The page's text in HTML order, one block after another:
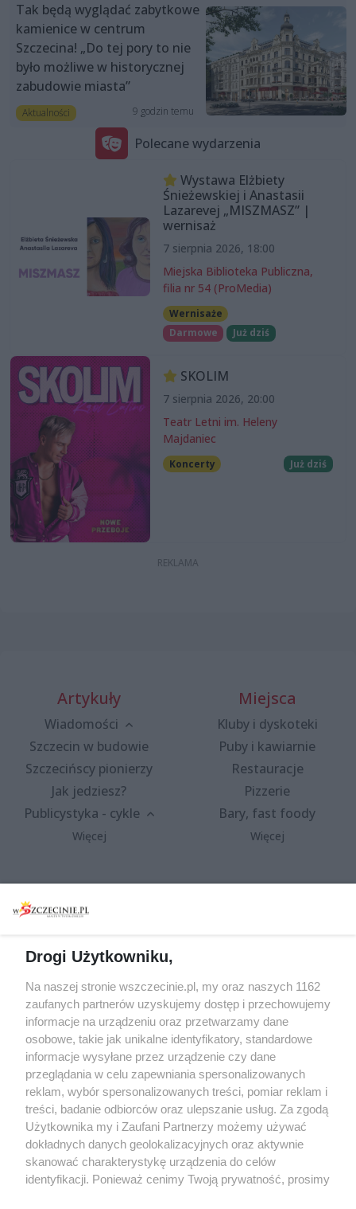
Tak będą wyglądać zabytkowe
kamienice w centrum
Szczecina! „Do tej pory to nie
było możliwe w historycznej
zabudowie miasta”
Aktualności 9 godzin temu
Polecane wydarzenia
Wystawa Elżbiety
Śnieżewskiej i Anastasii
Lazarevej „MISZMASZ” |
wernisaż
7 sierpnia 2026, 18:00
Miejska Biblioteka Publiczna,
filia nr 54 (ProMedia)
Wernisaże
Darmowe
Już dziś
SKOLIM
7 sierpnia 2026, 20:00
Teatr Letni im. Heleny
Majdaniec
Koncerty Już dziś
Artykuły
Wiadomości
Szczecin w budowie
Szczecińscy pionierzy
Jak jedziesz?
Publicystyka - cykle
Więcej
Miejsca
Kluby i dyskoteki
Puby i kawiarnie
Restauracje
Pizzerie
Bary, fast foody
Więcej
Wydarzenia
Warsztaty
Jarmarki, festyny, pchle
targi
Wernisaże
Więcej
Reklama
Redakcja
Specjalny koncert z okazji
20. urodzin portalu
wSzczecinie.pl
Regulamin konkursów
śniadaniówka "Hej
Szczecin! Jest piątek!"
Drogi Użytkowniku,
Na naszej stronie wszczecinie.pl, my oraz naszych 1162
zaufanych partnerów uzyskujemy dostęp i przechowujemy
informacje na urządzeniu oraz przetwarzamy dane
osobowe, takie jak unikalne identyfikatory, standardowe
informacje wysyłane przez urządzenie czy dane
przeglądania w celu zapewniania spersonalizowanych
reklam, wybór spersonalizowanych treści, pomiar reklam i
treści, badanie odbiorców oraz ulepszanie usług. Za zgodą
Użytkownika my i Zaufani Partnerzy możemy używać
dokładnych danych geolokalizacyjnych oraz aktywnie
skanować charakterystykę urządzenia do celów
identyfikacji. Ponieważ cenimy Twoją prywatność, prosimy